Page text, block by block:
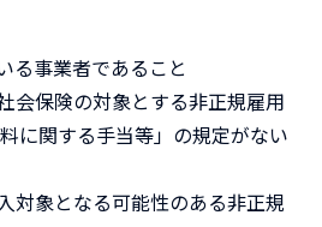
る事業者であること
会保険の対象とする非正規雇用
に関する手当等」の規定がない
対象となる可能性のある非正規